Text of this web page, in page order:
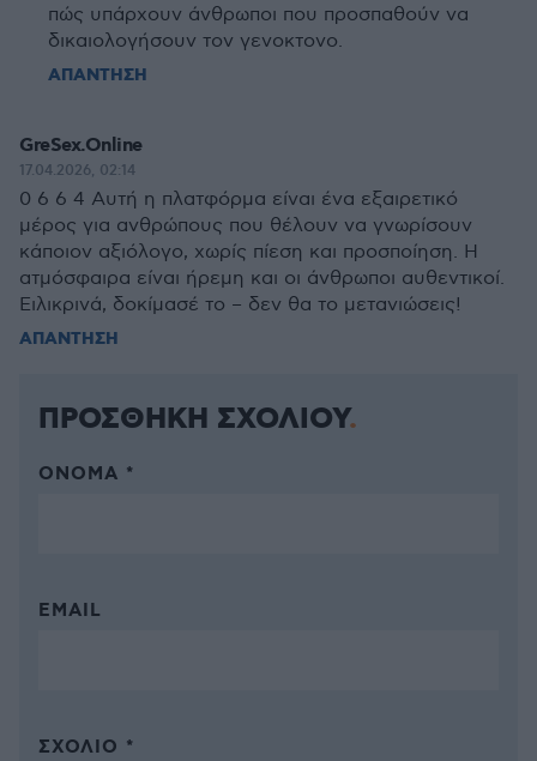
πώς υπάρχουν άνθρωποι που προσπαθούν να
δικαιολογήσουν τον γενοκτονο.
ΑΠΑΝΤΗΣΗ
GreSex.Online
17.04.2026, 02:14
0 6 6 4 Αυτή η πλατφόρμα είναι ένα εξαιρετικό
μέρος για ανθρώπους που θέλουν να γνωρίσουν
κάποιον αξιόλογο, χωρίς πίεση και προσποίηση. Η
ατμόσφαιρα είναι ήρεμη και οι άνθρωποι αυθεντικοί.
Ειλικρινά, δοκίμασέ το – δεν θα το μετανιώσεις!
ΑΠΑΝΤΗΣΗ
ΠΡΟΣΘΗΚΗ ΣΧΟΛΙΟΥ
ΌΝΟΜΑ *
EMAIL
ΣΧΌΛΙΟ *